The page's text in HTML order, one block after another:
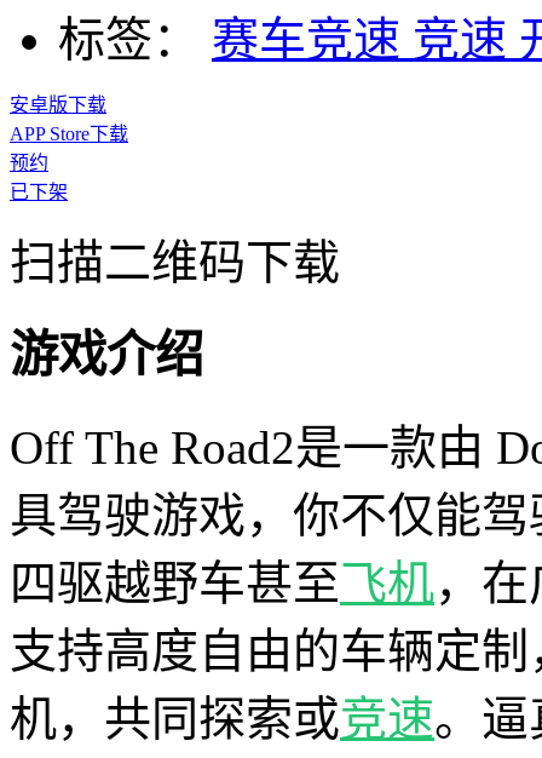
标签：
赛车竞速 竞速
安卓版下载
APP Store下载
预约
已下架
扫描二维码下载
游戏介绍
Off The Road2是一款由
具驾驶游戏，你不仅能
四驱越野车甚至飞机，
支持高度自由的车辆定
机，共同探索或竞速。逼